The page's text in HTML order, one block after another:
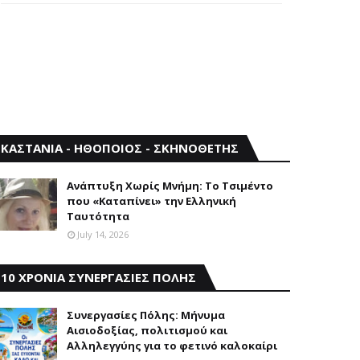
ΚΑΣΤΑΝΙΑ - ΗΘΟΠΟΙΟΣ - ΣΚΗΝΟΘΕΤΗΣ
Aνάπτυξη Xωρίς Mνήμη: Το Τσιμέντο
που «Καταπίνει» την Ελληνική
Ταυτότητα
July 14, 2026
10 ΧΡΟΝΙΑ ΣΥΝΕΡΓΑΣΙΕΣ ΠΟΛΗΣ
Συνεργασίες Πόλης: Mήνυμα
Aισιοδοξίας, πολιτισμού και
Aλληλεγγύης για το φετινό καλοκαίρι